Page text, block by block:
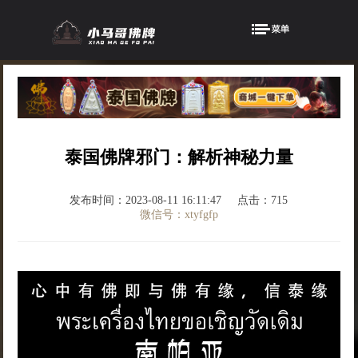
泰国佛牌邪门：解析神秘力量
发布时间：2023-08-11 16:11:47
点击：715
微信号：xtyfgfp